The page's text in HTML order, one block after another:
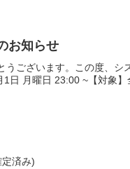
お知らせ
うございます。この度、
日 月曜日 23:00 ~【対象
済み)